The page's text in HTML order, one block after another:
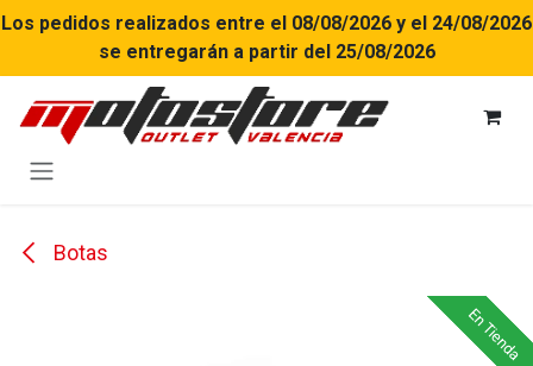
Ir al contenido
Los pedidos realizados entre el 08/08/2026 y el 24/08/2026
se entregarán a partir del 25/08/2026
Botas
En Tienda
En Tienda